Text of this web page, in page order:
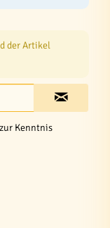
der Artikel
zur Kenntnis